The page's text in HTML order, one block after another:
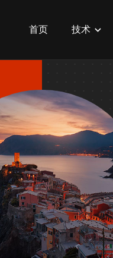
首页 技术